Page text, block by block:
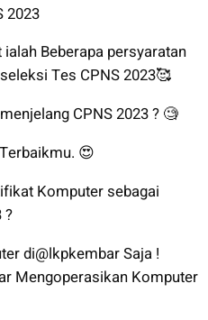
2023
Beberapa persyaratan
Tes CPNS 2023🥰
CPNS 2023 ? 🧐
😍
Komputer sebagai
?
di@lkpkembar Saja !
Mengoperasikan Komputer